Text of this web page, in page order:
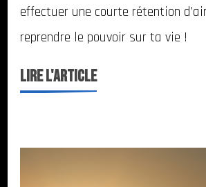
respiration
était
autres
effectuer une courte rétention
reprendre le pouvoir sur ta vie !
LIRE l'ARTICLE